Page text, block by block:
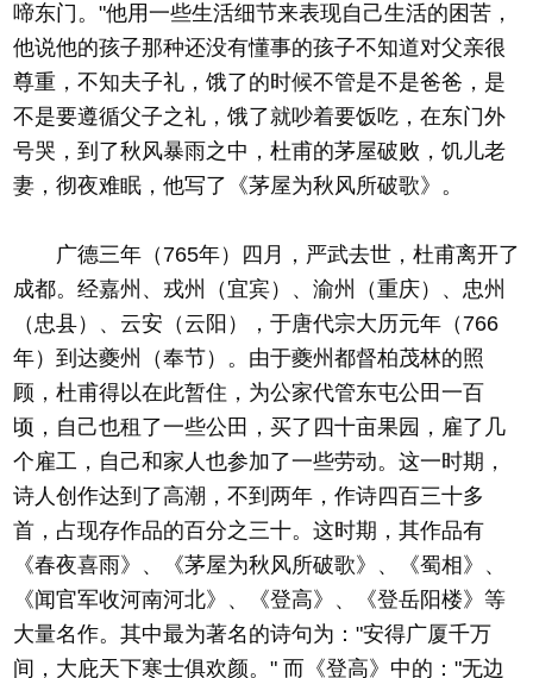
啼东门。"他用一些生活细节来表现自己生活的困苦，
他说他的孩子那种还没有懂事的孩子不知道对父亲很
尊重，不知夫子礼，饿了的时候不管是不是爸爸，是
不是要遵循父子之礼，饿了就吵着要饭吃，在东门外
号哭，到了秋风暴雨之中，杜甫的茅屋破败，饥儿老
妻，彻夜难眠，他写了《茅屋为秋风所破歌》。
广德三年（765年）四月，严武去世，杜甫离开了
成都。经嘉州、戎州（宜宾）、渝州（重庆）、忠州
（忠县）、云安（云阳），于唐代宗大历元年（766
年）到达夔州（奉节）。由于夔州都督柏茂林的照
顾，杜甫得以在此暂住，为公家代管东屯公田一百
顷，自己也租了一些公田，买了四十亩果园，雇了几
个雇工，自己和家人也参加了一些劳动。这一时期，
诗人创作达到了高潮，不到两年，作诗四百三十多
首，占现存作品的百分之三十。这时期，其作品有
《春夜喜雨》、《茅屋为秋风所破歌》、《蜀相》、
《闻官军收河南河北》、《登高》、《登岳阳楼》等
大量名作。其中最为著名的诗句为："安得广厦千万
间，大庇天下寒士俱欢颜。" 而《登高》中的："无边